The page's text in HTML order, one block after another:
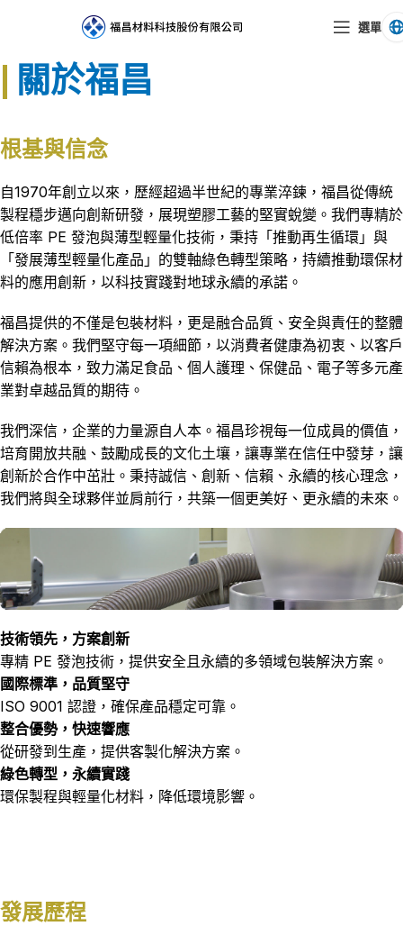
選單
| 關於福昌
根基與信念
自1970年創立以來，歷經超過半世紀的專業淬鍊，福昌從傳統
製程穩步邁向創新研發，展現塑膠工藝的堅實蛻變。我們專精於
低倍率 PE 發泡與薄型輕量化技術，秉持「推動再生循環」與
「發展薄型輕量化產品」的雙軸綠色轉型策略，持續推動環保材
料的應用創新，以科技實踐對地球永續的承諾。
福昌提供的不僅是包裝材料，更是融合品質、安全與責任的整體
解決方案。我們堅守每一項細節，以消費者健康為初衷、以客戶
信賴為根本，致力滿足食品、個人護理、保健品、電子等多元產
業對卓越品質的期待。
我們深信，企業的力量源自人本。福昌珍視每一位成員的價值，
培育開放共融、鼓勵成長的文化土壤，讓專業在信任中發芽，讓
創新於合作中茁壯。秉持誠信、創新、信賴、永續的核心理念，
我們將與全球夥伴並肩前行，共築一個更美好、更永續的未來。
技術領先，方案創新
專精 PE 發泡技術，提供安全且永續的多領域包裝解決方案。
國際標準，品質堅守
ISO 9001 認證，確保產品穩定可靠。
整合優勢，快速響應
從研發到生產，提供客製化解決方案。
綠色轉型，永續實踐
環保製程與輕量化材料，降低環境影響。
發展歷程